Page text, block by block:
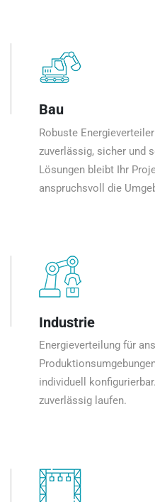
Bau
Robuste
zuverlässig, sicher und
Lösungen bleibt Ihr
anspruchsvoll die
Industrie
Energieverteilung für
individuell
zuverlässig laufen.